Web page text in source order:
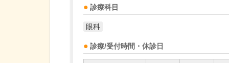
診療科目
眼科
診療/受付時間・休診日